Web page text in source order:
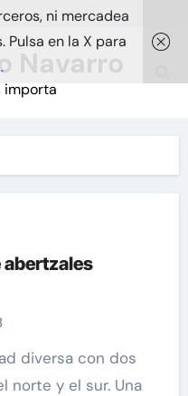
Navarro
importa
abertzales
norte y el sur. Una
ni mercadea
Pulsa en la X para
.